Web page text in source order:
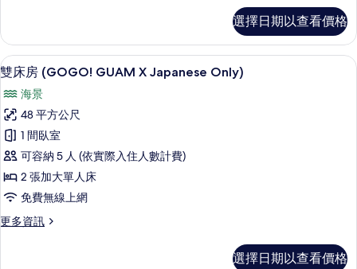
Breakfast
at
Premier
Lounge)
的
所
有
相
片
Guaranteed
View
(Ocean
Premier
with
Lounge
Access
Breakfast
at
Premier
Lounge)
詳
選擇日期以查看價格
顯
示
雙
床
房
(GOGO!
GUAM
X
Japanese
客房內保險箱、書桌、免費無線上網、
12
雙床房 (GOGO! GUAM X Japanese Only)
海景
48 平方公尺
1 間臥室
可容納 5 人 (依實際入住人數計費)
2 張加大單人床
免費無線上網
更多資訊
更
選擇日期以查看價格